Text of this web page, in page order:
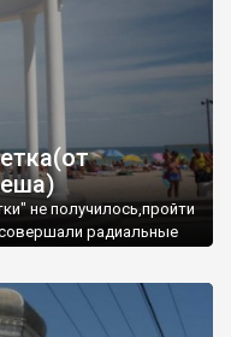
не получилось,пройти
радиальные